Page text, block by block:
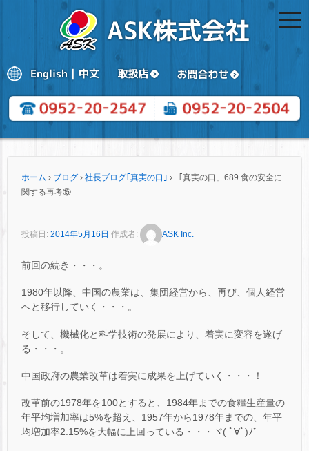
ホーム › ブログ › 社長ブログ｢真実の口｣ ›
「真実の口」689 食の安全に
関する再考⑮
投稿日: 2014年5月16日 作成者: ASK Inc.
前回の続き・・・。
1980年以降、中国の農業は、集団経営から、再び、個人経営
へと移行していく・・・。
そして、機械化と科学技術の発展により、着実に変容を遂げ
る・・・。
中国政府の農業改革は着実に成果を上げていく・・・！
改革前の1978年を100とすると、1984年までの食糧生産量の
年平均増加率は5%を超え、1957年から1978年までの、年平
均増加率2.15%を大幅に上回っている・・・ヾ( ﾟ∀ﾟ)ﾉﾞ